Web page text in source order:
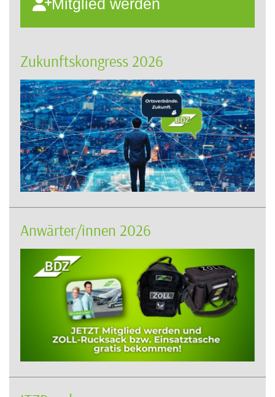
Mitglied werden
Zukunftskongress 2026
Anwärter/innen 2026